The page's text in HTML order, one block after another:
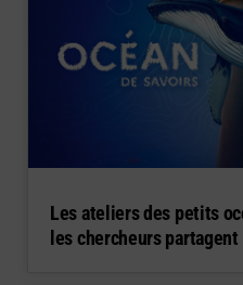
Les ateliers des petits
les chercheurs